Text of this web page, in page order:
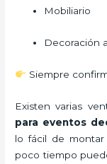
Mobiliario
Decoración
Siempre
Existen varias
para eventos
lo fácil de
poco tiempo